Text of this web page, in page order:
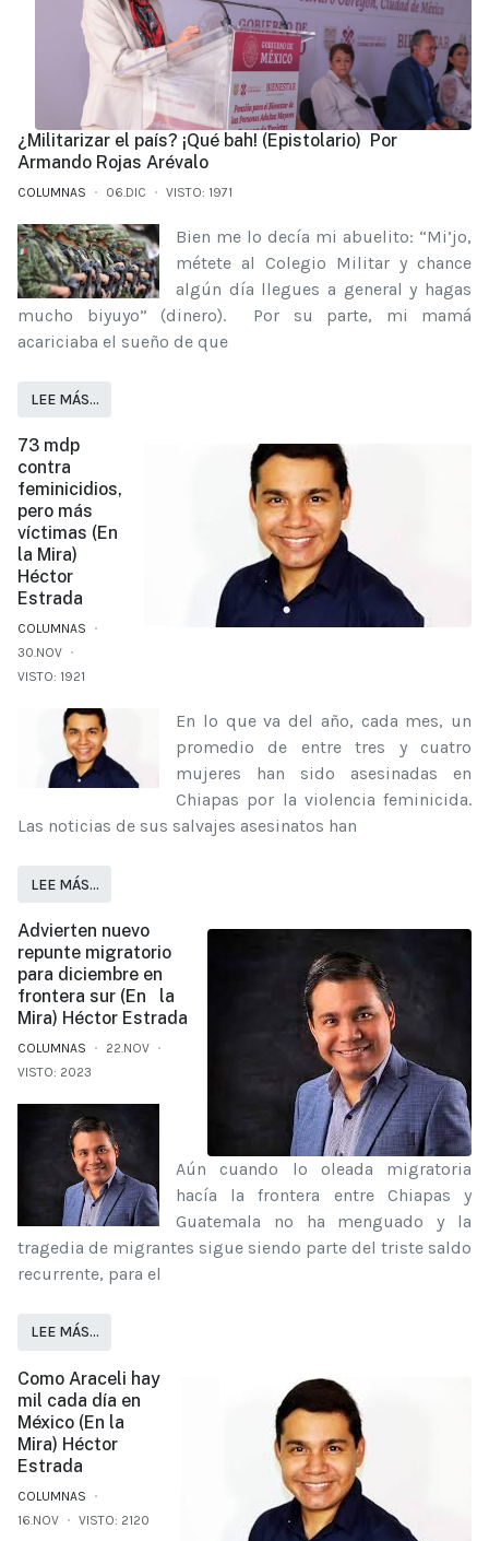
¿Militarizar el país? ¡Qué bah! (Epistolario) Por
Armando Rojas Arévalo
COLUMNAS 06.DIC VISTO: 1971
Bien me lo decía mi abuelito: “Mi’jo,
métete al Colegio Militar y chance
algún día llegues a general y hagas
mucho biyuyo” (dinero). Por su parte, mi mamá
acariciaba el sueño de que
LEE MÁS…
73 mdp
contra
feminicidios,
pero más
víctimas (En
la Mira)
Héctor
Estrada
COLUMNAS
30.NOV
VISTO: 1921
En lo que va del año, cada mes, un
promedio de entre tres y cuatro
mujeres han sido asesinadas en
Chiapas por la violencia feminicida.
Las noticias de sus salvajes asesinatos han
LEE MÁS…
Advierten nuevo
repunte migratorio
para diciembre en
frontera sur (En la
Mira) Héctor Estrada
COLUMNAS
22.NOV
VISTO: 2023
Aún cuando lo oleada migratoria
hacía la frontera entre Chiapas y
Guatemala no ha menguado y la
tragedia de migrantes sigue siendo parte del triste saldo
recurrente, para el
LEE MÁS…
Como Araceli hay
mil cada día en
México (En la
Mira) Héctor
Estrada
COLUMNAS
16.NOV
VISTO: 2120